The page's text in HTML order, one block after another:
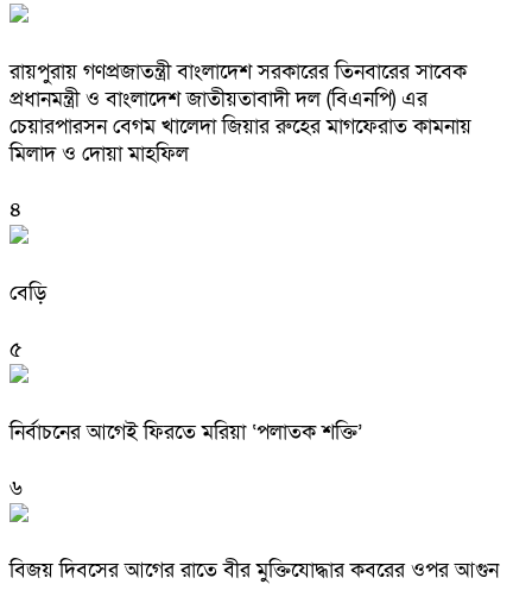
রায়পুরায় গণপ্রজাতন্ত্রী বাংলাদেশ সরকারের তিনবারের সাবেক
প্রধানমন্ত্রী ও বাংলাদেশ জাতীয়তাবাদী দল (বিএনপি) এর
চেয়ারপারসন বেগম খালেদা জিয়ার রুহের মাগফেরাত কামনায়
মিলাদ ও দোয়া মাহফিল
৪
বেড়ি
৫
নির্বাচনের আগেই ফিরতে মরিয়া ‘পলাতক শক্তি’
৬
বিজয় দিবসের আগের রাতে বীর মুক্তিযোদ্ধার কবরের ওপর আগুন